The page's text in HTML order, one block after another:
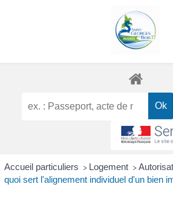
Accueil particuliers > Logement >
quoi sert l'alignement individuel d'un bien